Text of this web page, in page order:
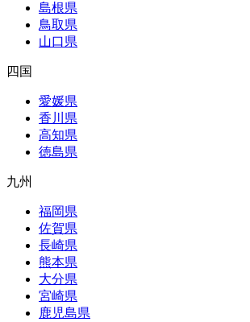
島根県
鳥取県
山口県
四国
愛媛県
香川県
高知県
徳島県
九州
福岡県
佐賀県
長崎県
熊本県
大分県
宮崎県
鹿児島県